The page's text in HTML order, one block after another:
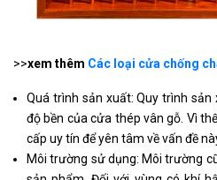
>>xem thêm Các loại cửa chống
Quá trình sản xuất: Quy trình
độ bền của cửa thép vân gỗ. Vì
cấp uy tín để yên tâm về vấn đề
Môi trường sử dụng: Môi trường